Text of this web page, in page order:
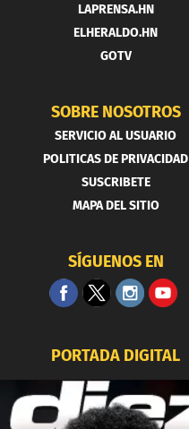
LAPRENSA.HN
ELHERALDO.HN
GOTV
SOBRE NOSOTROS
SERVICIO AL USUARIO
POLITICAS DE PRIVACIDAD
SUSCRIBETE
MAPA DEL SITIO
SÍGUENOS EN
PORTADA DIGITAL